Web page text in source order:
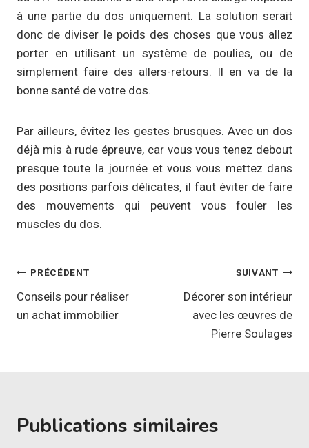
à une partie du dos uniquement. La solution serait
donc de diviser le poids des choses que vous allez
porter en utilisant un système de poulies, ou de
simplement faire des allers-retours. Il en va de la
bonne santé de votre dos.
Par ailleurs, évitez les gestes brusques. Avec un dos
déjà mis à rude épreuve, car vous vous tenez debout
presque toute la journée et vous vous mettez dans
des positions parfois délicates, il faut éviter de faire
des mouvements qui peuvent vous fouler les
muscles du dos.
Navigation
de
l’article
PRÉCÉDENT
Conseils pour réaliser
un achat immobilier
SUIVANT
Décorer son intérieur
avec les œuvres de
Pierre Soulages
Publications similaires